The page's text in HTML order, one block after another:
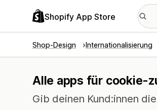
Shopify App Store
Shop-Design Internationalisierung
Alle apps für cookie-
Gib deinen Kund:innen